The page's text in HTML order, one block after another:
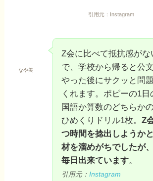
引用元：Instagram
なや美
Z会に比べて抵抗感がな
で、学校から帰ると公
やった後にサクッと問
くれます。ポピーの1日
国語か算数のどちらか
ひめくりドリル1枚。Z
つ時間を捻出しようか
材を溜めがちでしたが
毎日出来ています。
引用元：Instagram